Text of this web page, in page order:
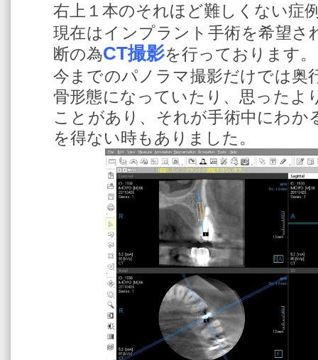
右上１本のそれほど難しくない症
現在はインプラント手術を希望さ
断の為CT撮影を行っております。
今までのパノラマ撮影だけでは奥
骨形態になっていたり、思ったよ
ことがあり、それが手術中にわか
を得ない時もありました。